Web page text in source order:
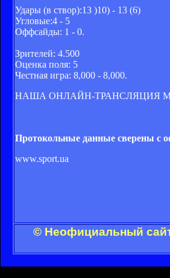
Удары (в створ):13 )10) - 13 (6)
Угловые:4 - 5
Оффсайды: 1 - 0.
Зрителей: 4.500
Оценка поля: 5
Честная игра: 8,000 - 8,000.
НАША ОНЛАЙН-ТРАНСЛЯЦИЯ
Протокольные данные сверены с
www.sport.ua
© Неофициальный